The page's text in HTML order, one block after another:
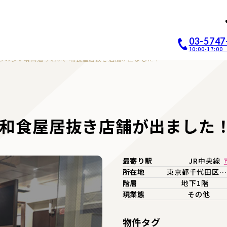
開業｜居抜き店舗ABCホー
03-
10:00-17:00
の多い靖国通り沿い、和食屋居抜き店舗が出ました！
食屋居抜き店舗が出ました
最寄り駅 JR中央線
所在地
東京都千代田区…
階層
地下1階
現業態
その他
物件タグ